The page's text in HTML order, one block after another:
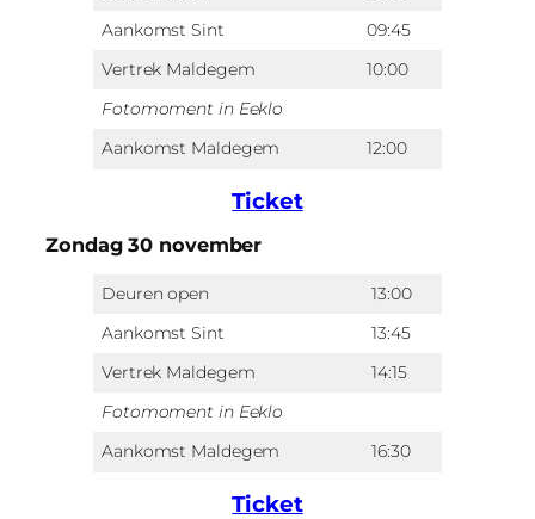
Aankomst Sint
09:45
Vertrek Maldegem
10:00
Fotomoment in Eeklo
Aankomst Maldegem
12:00
Ticket
Zondag 30 november
Deuren open
13:00
Aankomst Sint
13:45
Vertrek Maldegem
14:15
Fotomoment in Eeklo
Aankomst Maldegem
16:30
Ticket